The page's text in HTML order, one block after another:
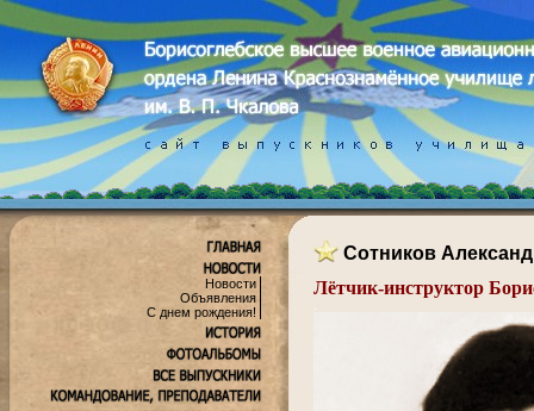
Новости
Объявления
С днем рождения!
Сотников
Лётчик-инструктор